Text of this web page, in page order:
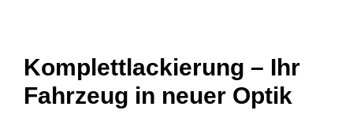
Komplettlackierung – Ihr
Fahrzeug in neuer Optik